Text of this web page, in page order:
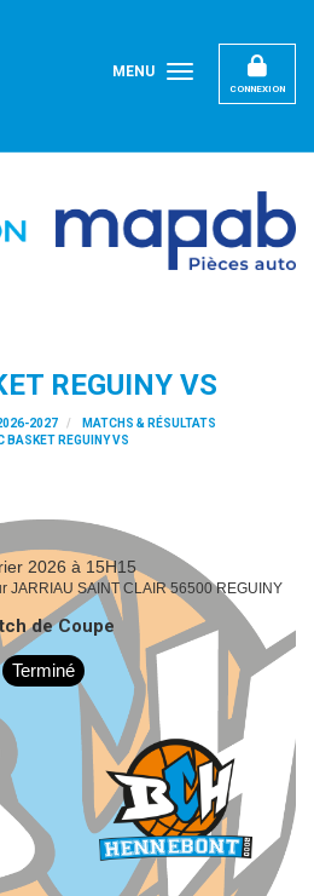
CONNEXION
MENU
REGUINY VS
2027
MATCHS & RÉSULTATS
BASKET REGUINY VS
2026 à 15H15
JARRIAU SAINT CLAIR 56500 REGUINY
de Coupe
Terminé